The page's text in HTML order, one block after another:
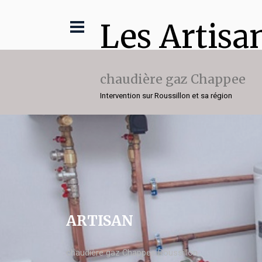
Les
chaudière gaz Chappee
Intervention sur Roussillon et sa région
ARTISAN
chaudière gaz Chappee Roussillon